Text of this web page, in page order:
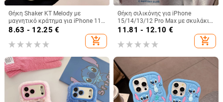
Θήκη Shaker KT Melody με
μαγνητικό κράτημα για iPhone 11-
14 Pro/Max, ακρυλική, ματ
φινίρισμα, αντοχή σε πτώσεις
8.63 - 12.25 €
add_shopping_cart
Θήκη σιλικόνης για iPhone
15/14/13/12 Pro Max με σκυλάκι
με φιόγκο, πλήρης προστασία
11.81 - 12.10 €
add_shopping_cart